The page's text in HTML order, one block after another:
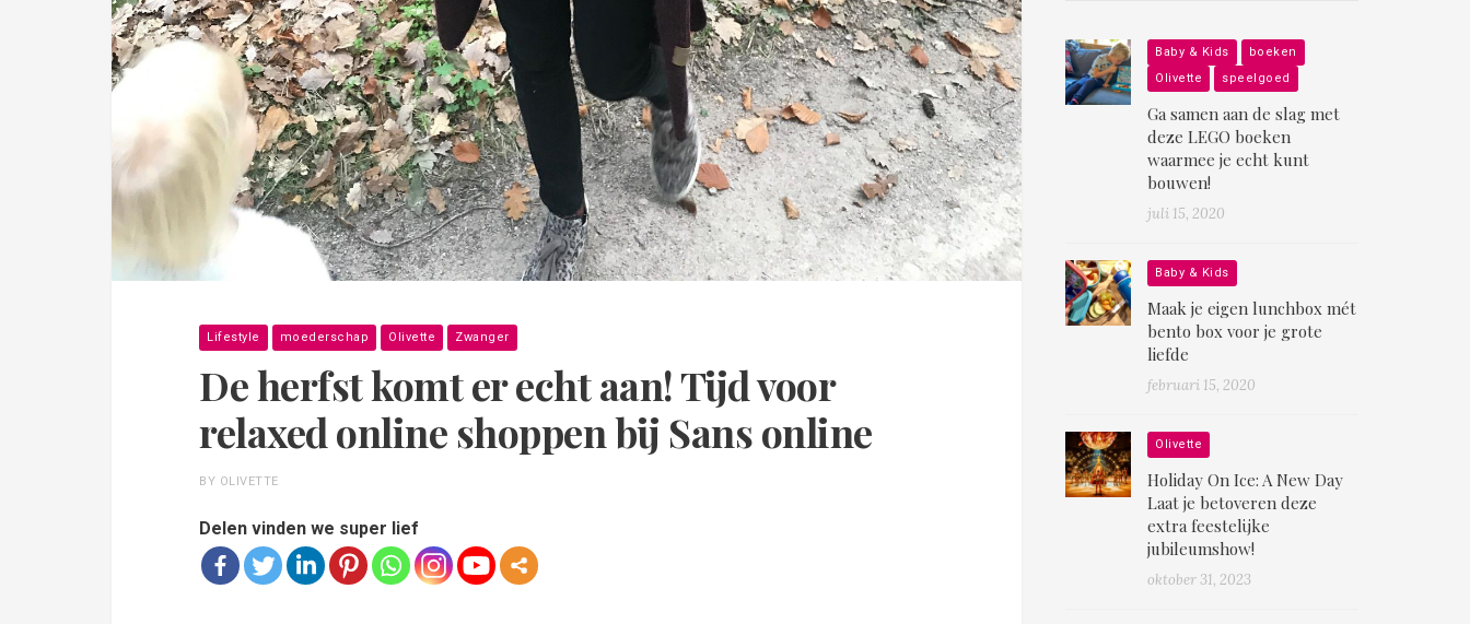
Lifestyle moederschap Olivette Zwanger
De herfst komt er echt aan! Tijd voor
relaxed online shoppen bij Sans online
BY OLIVETTE
Delen vinden we super lief
Baby & Kids
boeken
Olivette
speelgoed
Ga samen aan de slag met
deze LEGO boeken
waarmee je echt kunt
bouwen!
juli 15, 2020
Baby & Kids
Maak je eigen lunchbox mét
bento box voor je grote
liefde
februari 15, 2020
Olivette
Holiday On Ice: A New Day
Laat je betoveren deze
extra feestelijke
jubileumshow!
oktober 31, 2023